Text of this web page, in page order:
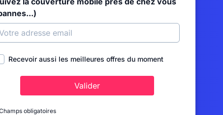
Recevoir aussi les meilleures offres du moment
Valider
obligatoires